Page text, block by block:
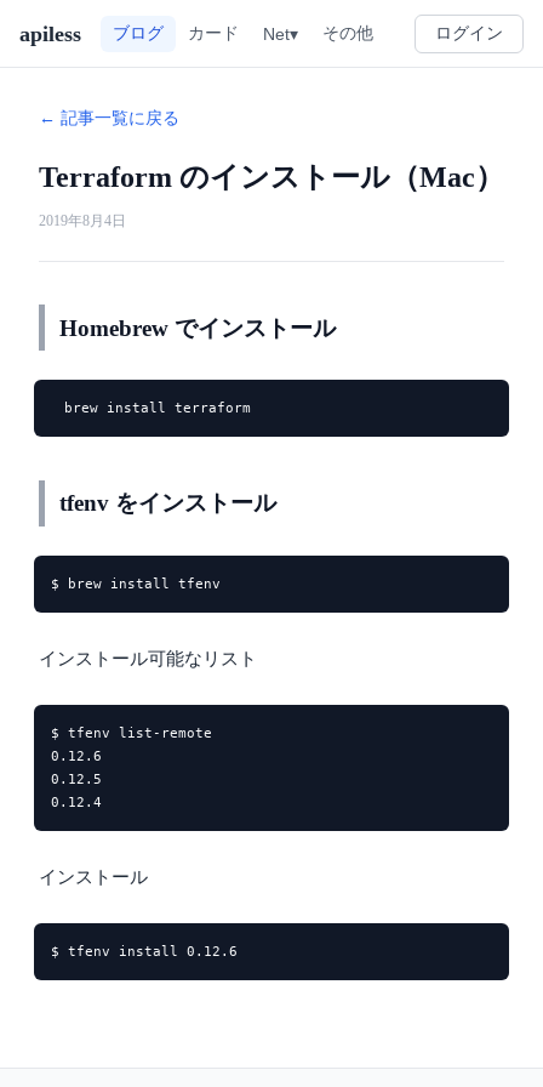
apiless ブログ カード Net▾ その他 ログイン
← 記事一覧に戻る
Terraform のインストール（Mac）
2019年8月4日
Homebrew でインストール
brew install terraform
tfenv をインストール
$ brew install tfenv
インストール可能なリスト
$ tfenv list-remote
0.12.6
0.12.5
0.12.4
インストール
$ tfenv install 0.12.6